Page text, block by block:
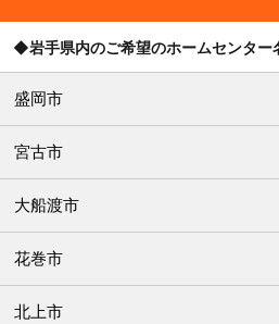
◆岩手県内のご希望のホームセンター
盛岡市
宮古市
大船渡市
花巻市
北上市